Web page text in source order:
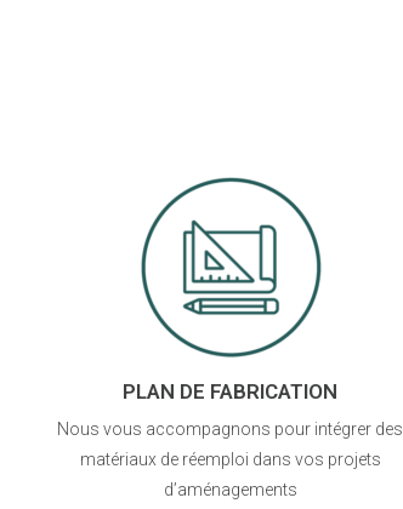
PLAN DE FABRICATION
Nous vous accompagnons pour intégrer des
matériaux de réemploi dans vos projets
d’aménagements